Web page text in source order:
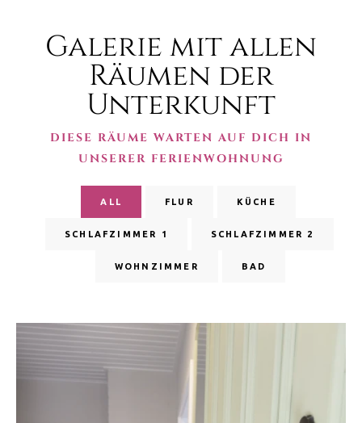
DIESE RÄUME WARTEN AUF DICH IN
UNSERER FERIENWOHNUNG
Galerie mit allen
Räumen der
Unterkunft
ALL FLUR KÜCHE
SCHLAFZIMMER 1 SCHLAFZIMMER 2
WOHNZIMMER BAD